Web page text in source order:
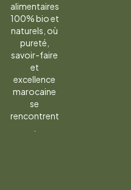
alimentaires
100% bio et
naturels, où
pureté,
savoir-faire
et
excellence
marocaine
se
rencontrent